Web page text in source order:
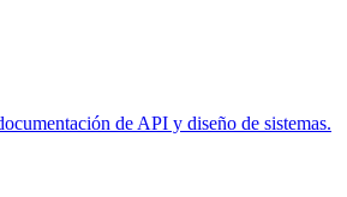
de API y diseño de sistemas.